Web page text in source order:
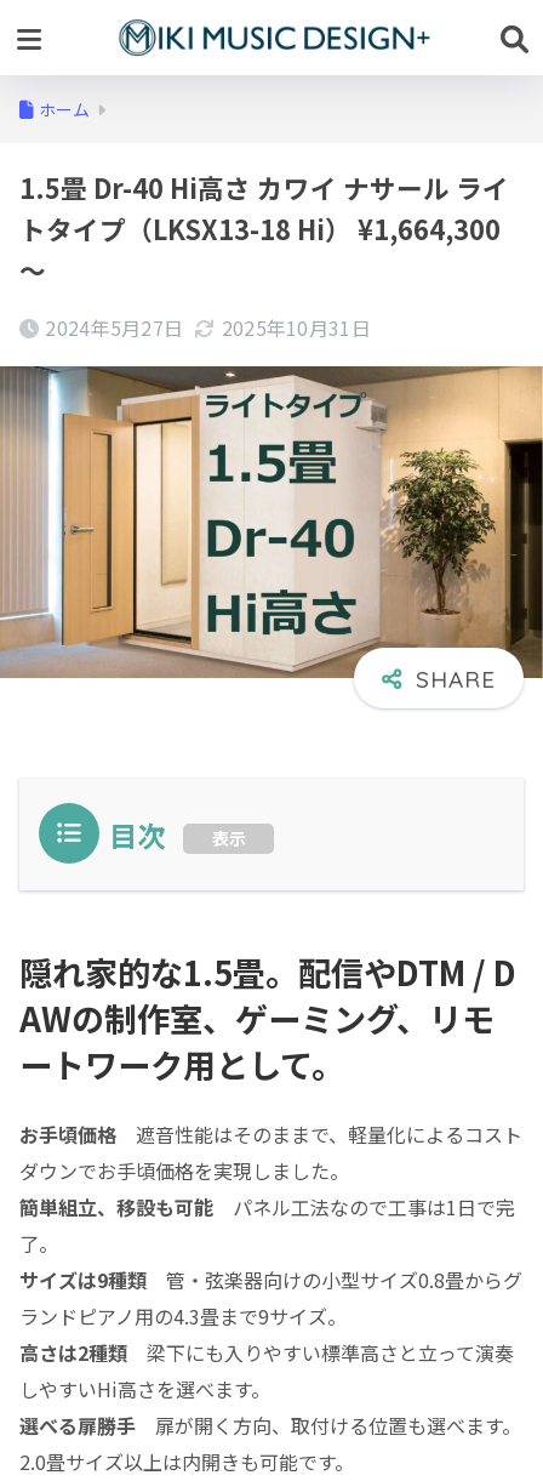
ホーム
1.5畳 Dr-40 Hi高さ カワイ ナサール ライ
トタイプ（LKSX13-18 Hi） ¥1,664,300
～
2024年5月27日 2025年10月31日
目次 表示
隠れ家的な1.5畳。配信やDTM / D
AWの制作室、ゲーミング、リモ
ートワーク用として。
お手頃価格 遮音性能はそのままで、軽量化によるコスト
ダウンでお手頃価格を実現しました。
簡単組立、移設も可能 パネル工法なので工事は1日で完
了。
サイズは9種類 管・弦楽器向けの小型サイズ0.8畳からグ
ランドピアノ用の4.3畳まで9サイズ。
高さは2種類 梁下にも入りやすい標準高さと立って演奏
しやすいHi高さを選べます。
選べる扉勝手 扉が開く方向、取付ける位置も選べます。
2.0畳サイズ以上は内開きも可能です。